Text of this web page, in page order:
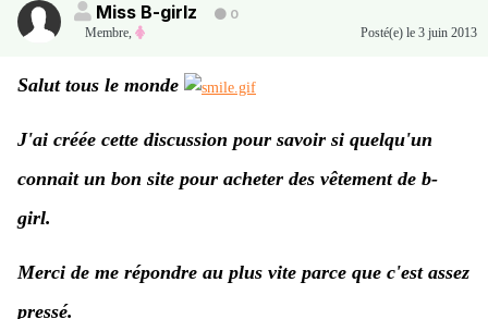
Miss B-girlz
0
Membre, Posté(e) le 3 juin 2013
Salut tous le monde
J'ai créée cette discussion pour savoir si quelqu'un
connait un bon site pour acheter des vêtement de b-
girl.
Merci de me répondre au plus vite parce que c'est assez
pressé.